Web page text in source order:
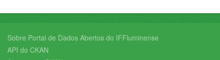
Sobre Portal de Dados Abertos do IFFluminense
API do CKAN